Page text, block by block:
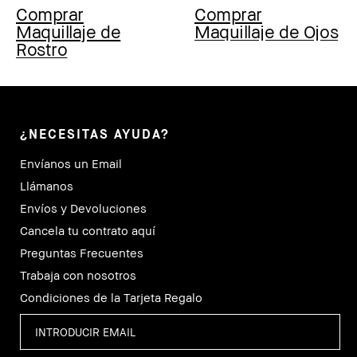
Comprar
Maquillaje de
Rostro
Comprar
Maquillaje de Ojos
¿NECESITAS AYUDA?
Envíanos un Email
Llámanos
Envíos y Devoluciones
Cancela tu contrato aquí
Preguntas Frecuentes
Trabaja con nosotros
Condiciones de la Tarjeta Regalo